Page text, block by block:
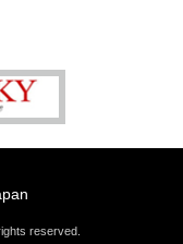
reserved.